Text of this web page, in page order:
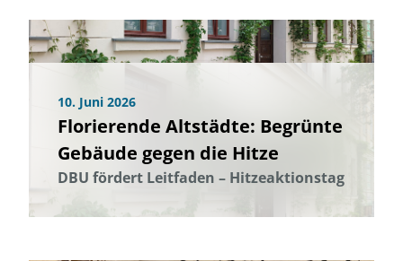
10. Juni 2026
Florierende Altstädte: Begrünte
Gebäude gegen die Hitze
DBU fördert Leitfaden – Hitzeaktionstag